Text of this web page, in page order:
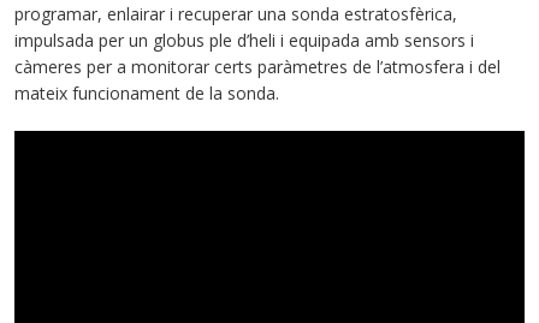
programar, enlairar i recuperar una sonda estratosfèrica,
impulsada per un globus ple d’heli i equipada amb sensors i
càmeres per a monitorar certs paràmetres de l’atmosfera i del
mateix funcionament de la sonda.